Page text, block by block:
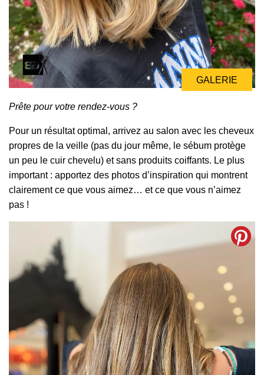
GALERIE
Prête pour votre rendez-vous ?
Pour un résultat optimal, arrivez au salon avec les cheveux
propres de la veille (pas du jour même, le sébum protège
un peu le cuir chevelu) et sans produits coiffants. Le plus
important : apportez des photos d’inspiration qui montrent
clairement ce que vous aimez… et ce que vous n’aimez
pas !